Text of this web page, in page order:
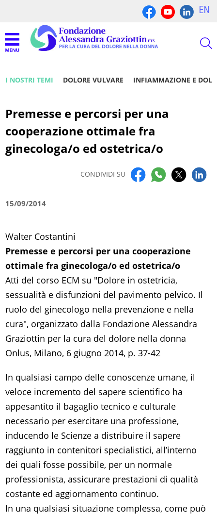
EN
I NOSTRI TEMI DOLORE VULVARE INFIAMMAZIONE E
Premesse e percorsi per una
cooperazione ottimale fra
ginecologa/o ed ostetrica/o
CONDIVIDI SU
15/09/2014
Walter Costantini
Premesse e percorsi per una cooperazione
ottimale fra ginecologa/o ed ostetrica/o
Atti del corso ECM su "Dolore in ostetricia,
sessualità e disfunzioni del pavimento pelvico. Il
ruolo del ginecologo nella prevenzione e nella
cura", organizzato dalla Fondazione Alessandra
Graziottin per la cura del dolore nella donna
Onlus, Milano, 6 giugno 2014, p. 37-42
In qualsiasi campo delle conoscenze umane, il
veloce incremento del sapere scientifico ha
appesantito il bagaglio tecnico e culturale
necessario per esercitare una professione,
inducendo le Scienze a distribuire il sapere
raggiunto in contenitori specialistici, all’interno
dei quali fosse possibile, per un normale
professionista, assicurare prestazioni di qualità
costante ed aggiornamento continuo.
In una qualsiasi situazione complessa, come può